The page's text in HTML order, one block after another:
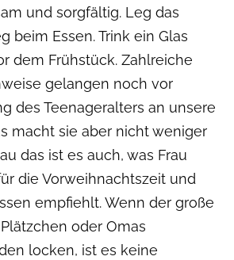
und sorgfältig. Leg das
beim Essen. Trink ein Glas
dem Frühstück. Zahlreiche
gelangen noch vor
des Teenageralters an unsere
macht sie aber nicht weniger
das ist es auch, was Frau
die Vorweihnachtszeit und
empfiehlt. Wenn der große
oder Omas
locken, ist es keine